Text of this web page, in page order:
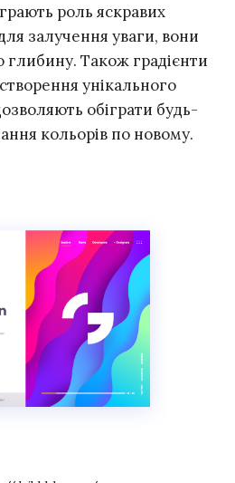
роль яскравих
залучення уваги, вони
Також градієнти
унікального
обіграти будь-
кольорів по новому.